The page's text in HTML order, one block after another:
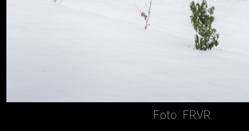
Foto: FRVR